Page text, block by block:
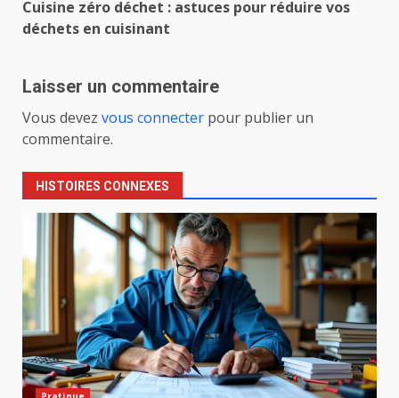
Cuisine zéro déchet : astuces pour réduire vos
déchets en cuisinant
Laisser un commentaire
Vous devez vous connecter pour publier un
commentaire.
HISTOIRES CONNEXES